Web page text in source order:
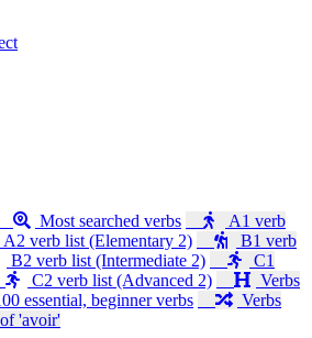
Most searched verbs
A1 verb
A2 verb list (Elementary 2)
B1 verb
B2 verb list (Intermediate 2)
C1
C2 verb list (Advanced 2)
Verbs
essential, beginner verbs
Verbs
'avoir'